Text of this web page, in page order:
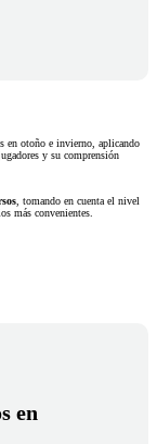
en otoño e invierno, aplicando
y su comprensión
, tomando en cuenta el nivel
más convenientes.
en